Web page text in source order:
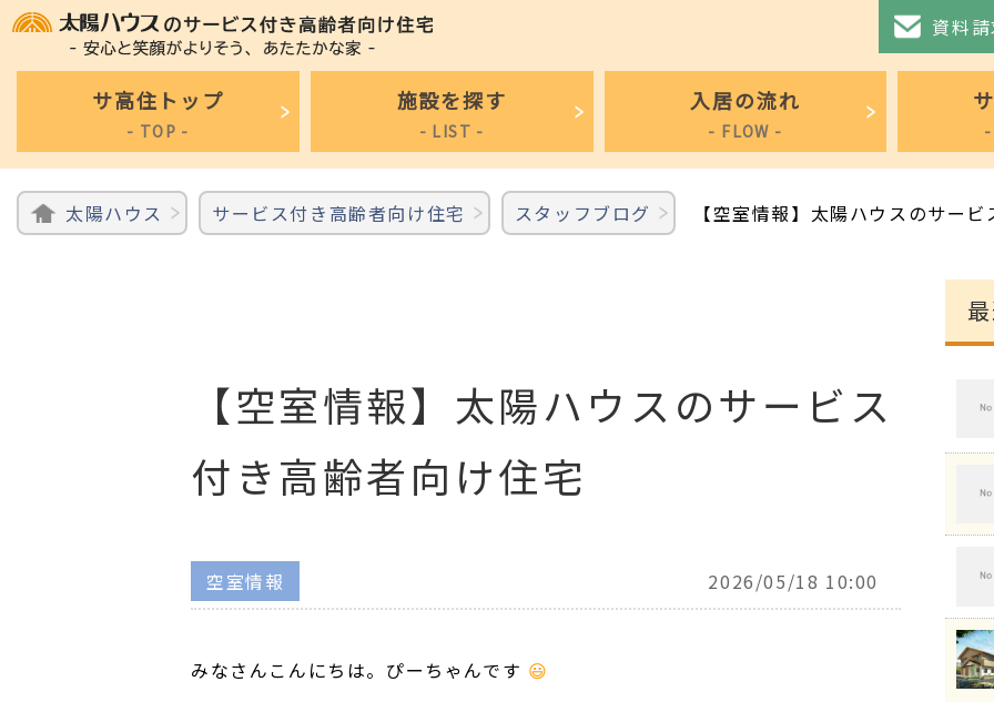
資料
サ高住トップ
- TOP -
施設を探す
- LIST -
入居の流れ
- FLOW -
太陽ハウス サービス付き高齢者向け住宅 スタッフブログ 【空室情報】太陽ハウスのサー
【空室情報】太陽ハウスのサービス
付き高齢者向け住宅
空室情報 2026/05/18 10:00
みなさんこんにちは。ぴーちゃんです 😃